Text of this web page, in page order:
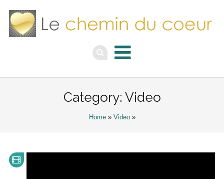
Category: Video
Home» Video»